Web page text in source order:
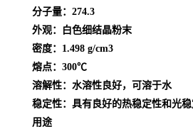
分子量：274.3
外观：白色细结晶粉末
密度：1.498 g/cm3
熔点：300℃
溶解性：水溶性良好，可溶于水
稳定性：具有良好的热稳定性和光
用途